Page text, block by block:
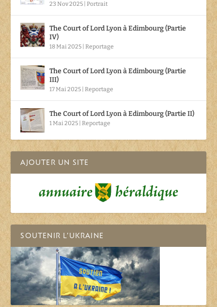
23 Nov 2025 |Portrait
The Court of Lord Lyon à Edimbourg (Partie
IV)
18 Mai 2025 |Reportage
The Court of Lord Lyon à Edimbourg (Partie
III)
17 Mai 2025 |Reportage
The Court of Lord Lyon à Edimbourg (Partie II)
1 Mai 2025 |Reportage
AJOUTER UN SITE
SOUTENIR L’UKRAINE